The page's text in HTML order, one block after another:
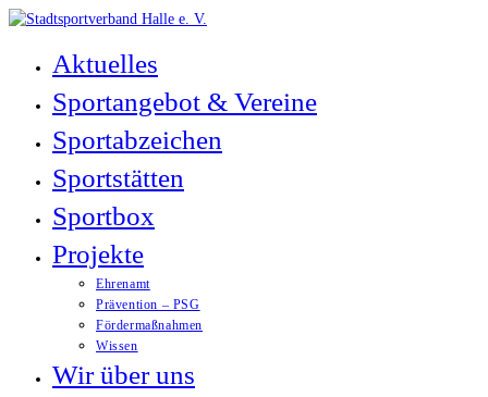
Zum
springenAktuelles
Sportangebot & Vereine
Sportabzeichen
Sportstätten
Sportbox
Projekte
Ehrenamt
Prävention – PSG
Fördermaßnahmen
Wissen
Wir über uns